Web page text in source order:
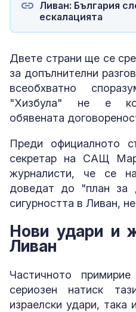
Ливан: България
ескалацията
Двете страни ще се
за допълнителни
всеобхватно
"Хизбула" не е
обявената
Преди официалното
секретар на САЩ
журналисти, че се
доведат до "план за
сигурността в Ливан,
Нови удари и
Ливан
Частичното
сериозен натиск
израелски удари, така